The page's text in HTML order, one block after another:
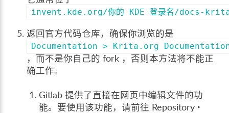
invent.kde.org/你的 KDE 登录名/docs-
返回官方代码仓库，确保你浏览的是
Documentation > Krita.org
，而不是你自己的 fork ，否则本方法将不能正
确工作。
Gitlab 提供了直接在网页中编辑文件的功
能。要使用该功能，请前往 Repository ‣